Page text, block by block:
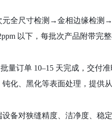
全尺寸检测→金相边缘检测
以下，每批次产品附带完
量订单 10–15 天完成，交付
化、黑化等表面处理，提供
备对狭缝精度、洁净度、稳